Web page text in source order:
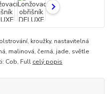
kroužky, nastavitelná
malinová, černá, jade, světle
Cob, Full celý popis